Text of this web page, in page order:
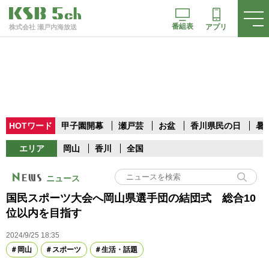
株式会社 瀬戸内海放送 番組表 アプリ
HOTワード 甲子園開幕 瀬戸芸 お盆 香川県民の日 暑
エリア 岡山 香川 全国
ニュース
国民スポーツ大会へ岡山県選手団の結団式 総合10
位以内を目指す
2024/9/25 18:35
岡山
スポーツ 生活・話題